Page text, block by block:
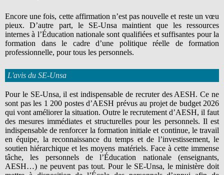
Encore une fois, cette affirmation n’est pas nouvelle et reste un vœu
pieux. D’autre part, le SE-Unsa maintient que les ressources
internes à l’Éducation nationale sont qualifiées et suffisantes pour la
formation dans le cadre d’une politique réelle de formation
professionnelle, pour tous les personnels.
L'avis du SE-Unsa
Pour le SE-Unsa, il est indispensable de recruter des AESH. Ce ne
sont pas les 1 200 postes d’AESH prévus au projet de budget 2026
qui vont améliorer la situation. Outre le recrutement d’AESH, il faut
des mesures immédiates et structurelles pour les personnels. Il est
indispensable de renforcer la formation initiale et continue, le travail
en équipe, la reconnaissance du temps et de l’investissement, le
soutien hiérarchique et les moyens matériels. Face à cette immense
tâche, les personnels de l’Éducation nationale (enseignants,
AESH…) ne peuvent pas tout. Pour le SE-Unsa, le ministère doit